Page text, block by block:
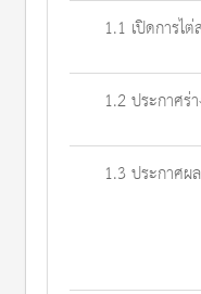
1.1 เปิดการไ
1.2 ประกาศร่
1.3 ประกาศผ